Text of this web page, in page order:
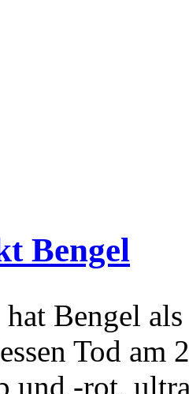
Bengel
Bengel
Tod am
und -rot,